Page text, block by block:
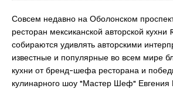
Совсем недавно на Оболонском
ресторан мексиканской авторской кухни
собираются удивлять авторскими
известные и популярные во всем мире
кухни от бренд-шефа ресторана и
кулинарного шоу "Мастер Шеф" Евгения